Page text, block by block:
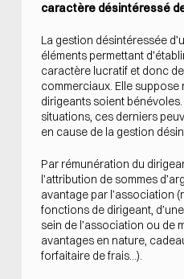
caractère désintéressé
La gestion désintéressée
éléments permettant
caractère lucratif et donc
commerciaux. Elle suppose
dirigeants soient
situations, ces derniers
en cause de la gestion
Par rémunération du
l’attribution de sommes
avantage par l’association
fonctions de dirigeant,
sein de l’association ou de
avantages en nature,
forfaitaire de frais...).